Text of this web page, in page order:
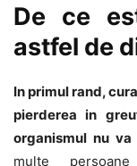
De ce
astfel de
In primul rand,
pierderea in
organismul nu
multe